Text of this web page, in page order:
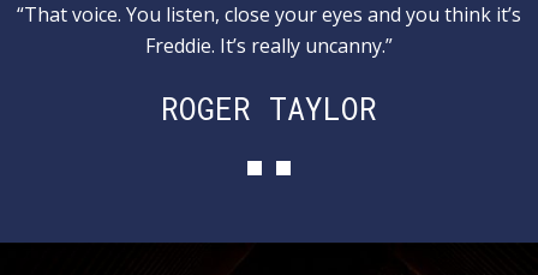
“That voice. You listen, close your eyes and you think it’s
Freddie. It’s really uncanny.”
ROGER TAYLOR